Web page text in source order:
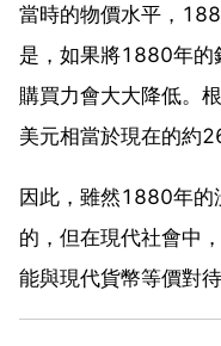
當時的物價水平，
是，如果將1880年的
購買力會大大降低。
美元相當於現在的約
因此，雖然1880年的
的，但在現代社會中
能與現代貨幣等價對待